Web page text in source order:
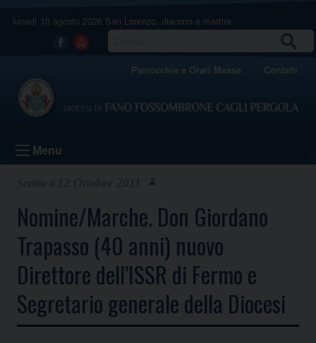
lunedì 10 agosto 2026 San Lorenzo, diacono e martire
Facebook
Youtube
Parrocchie e Orari Messe Contatti
Menu
Nomine/Marche. Don Giordano
Trapasso (40 anni) nuovo
Direttore dell’ISSR di Fermo e
Segretario generale della Diocesi